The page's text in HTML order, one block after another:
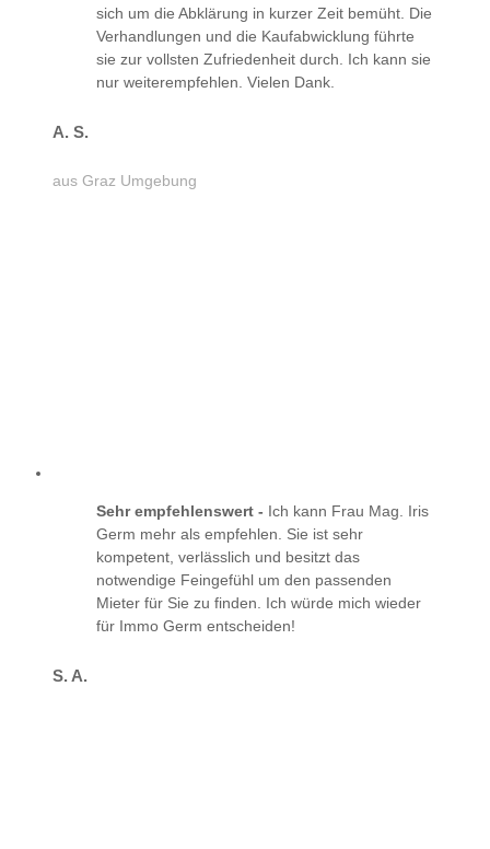
sich um die Abklärung in kurzer Zeit bemüht. Die
Verhandlungen und die Kaufabwicklung führte
sie zur vollsten Zufriedenheit durch. Ich kann sie
nur weiterempfehlen. Vielen Dank.
A. S.
aus Graz Umgebung
Sehr empfehlenswert - Ich kann Frau Mag. Iris
Germ mehr als empfehlen. Sie ist sehr
kompetent, verlässlich und besitzt das
notwendige Feingefühl um den passenden
Mieter für Sie zu finden. Ich würde mich wieder
für Immo Germ entscheiden!
S. A.